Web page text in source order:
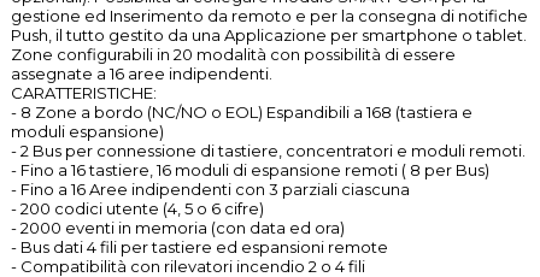
gestione ed Inserimento da remoto e per la consegna di notifiche
Push, il tutto gestito da una Applicazione per smartphone o tablet.
Zone configurabili in 20 modalità con possibilità di essere
assegnate a 16 aree indipendenti.
CARATTERISTICHE:
- 8 Zone a bordo (NC/NO o EOL) Espandibili a 168 (tastiera e
moduli espansione)
- 2 Bus per connessione di tastiere, concentratori e moduli remoti.
- Fino a 16 tastiere, 16 moduli di espansione remoti ( 8 per Bus)
- Fino a 16 Aree indipendenti con 3 parziali ciascuna
- 200 codici utente (4, 5 o 6 cifre)
- 2000 eventi in memoria (con data ed ora)
- Bus dati 4 fili per tastiere ed espansioni remote
- Compatibilità con rilevatori incendio 2 o 4 fili